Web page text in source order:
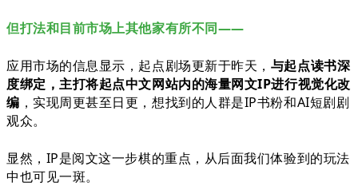
但打法和目前市场上其他家有所不同——
应用市场的信息显示，起点剧场更新于昨天， 与起点读书深
度绑定，主打将起点中文网站内的海量网文IP进行视觉化改
编 ，实现周更甚至日更， 想找到的人群是IP书粉和AI短剧剧
观众。
显然，IP是阅文这一步棋的重点，从后面我们体验到的玩法
中也可见一斑。